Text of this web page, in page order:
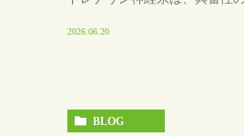
2026.06.20
BLOG